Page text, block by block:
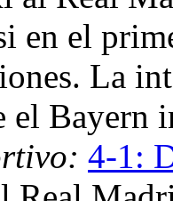
en el
La
el
4-1: